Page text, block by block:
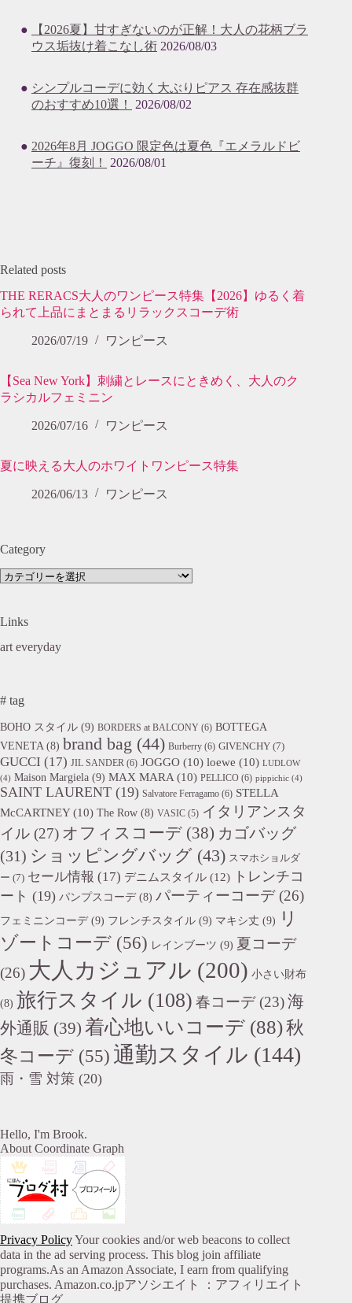
【2026夏】甘すぎないのが正解！大人の花柄ブラ
ウス垢抜け着こなし術 2026/08/03
シンプルコーデに効く大ぶりピアス 存在感抜群
のおすすめ10選！
2026/08/02
2026年8月 JOGGO 限定色は夏色『エメラルドビ
ーチ』復刻！
2026/08/01
Related posts
THE RERACS大人のワンピース特集【2026】ゆるく着
られて上品にまとまるリラックスコーデ術
2026/07/19 ワンピース
【Sea New York】刺繍とレースにときめく、大人のク
ラシカルフェミニン
2026/07/16 ワンピース
夏に映える大人のホワイトワンピース特集
2026/06/13 ワンピース
Category
Category
Links
art everyday
# tag
BOHO スタイル (9) BORDERS at BALCONY (6) BOTTEGA
VENETA(8) brand bag (44) Burberry (6) GIVENCHY (7)
GUCCI (17) JIL SANDER (6) JOGGO (10) loewe (10) LUDLOW
(4) Maison Margiela (9) MAX MARA (10) PELLICO (6) pippichic (4)
SAINT LAURENT (19) Salvatore Ferragamo (6) STELLA
McCARTNEY(10) The Row (8) VASIC (5) イタリアンスタ
イル (27) オフィスコーデ (38) カゴバッグ
(31) ショッピングバッグ (43) スマホショルダ
ー (7) セール情報 (17) デニムスタイル (12)
トレンチコ
ート (19) パンプスコーデ(8) パーティーコーデ(26)
フェミニンコーデ(9) フレンチスタイル (9) マキシ丈 (9)
リ
ゾートコーデ (56) レインブーツ (9) 夏コーデ
(26) 大人カジュアル (200) 小さい財布
(8) 旅行スタイル (108) 春コーデ(23)海
外通販 (39) 着心地いいコーデ (88)秋
冬コーデ (55) 通勤スタイル (144)
雨・雪 対策 (20)
Hello, I'm Brook.
About Coordinate Graph
Privacy PolicyYour cookies and/or web beacons to collect
data in the ad serving process. This blog join affiliate
programs.As an Amazon Associate, I earn from qualifying
purchases. Amazon.co.jpアソシエイト ：アフィリエイト
提携ブログ